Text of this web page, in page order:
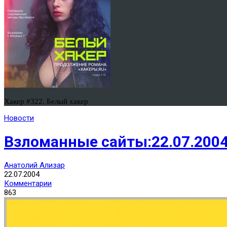
Хакер #322. Белый хакер
Новости
Взломанные
Анатолий Ализар
22.07.2004
Комментарии
863